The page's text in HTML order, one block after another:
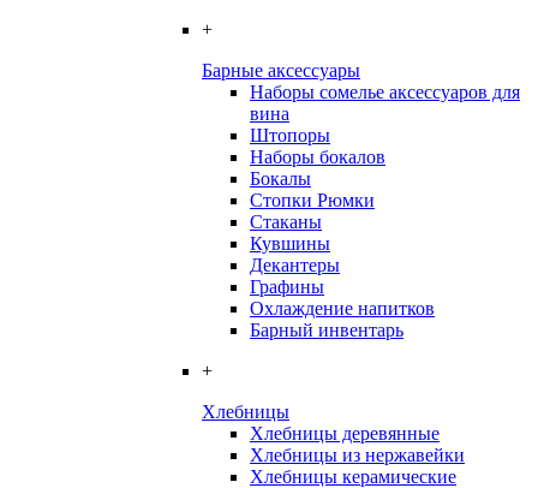
+
Барные аксессуары
Наборы сомелье аксессуаров для
вина
Штопоры
Наборы бокалов
Бокалы
Стопки Рюмки
Стаканы
Кувшины
Декантеры
Графины
Охлаждение напитков
Барный инвентарь
+
Хлебницы
Хлебницы деревянные
Хлебницы из нержавейки
Хлебницы керамические